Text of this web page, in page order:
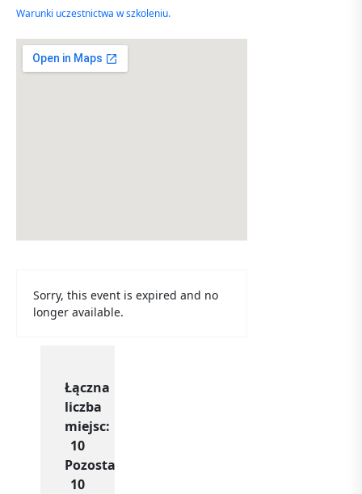
Warunki uczestnictwa w szkoleniu.
Sorry, this event is expired and no
longer available.
Łączna
liczba
miejsc:
10
Pozostało
10